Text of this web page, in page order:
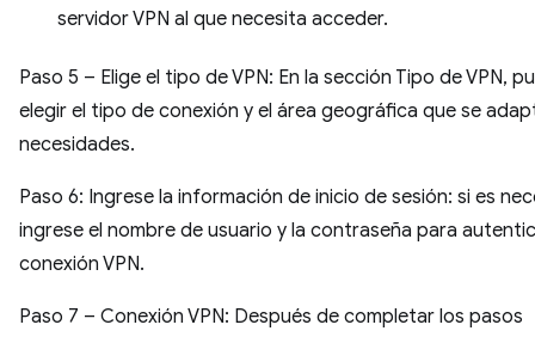
servidor VPN al que necesita acceder.
Paso 5 – Elige el tipo de VPN: En la sección Tipo de VPN,
elegir el tipo de conexión y el área geográfica que se
necesidades.
Paso 6: Ingrese la información de inicio de sesión: si es
ingrese el nombre de usuario y la contraseña para
conexión VPN.
Paso 7 – Conexión VPN: Después de completar los pasos